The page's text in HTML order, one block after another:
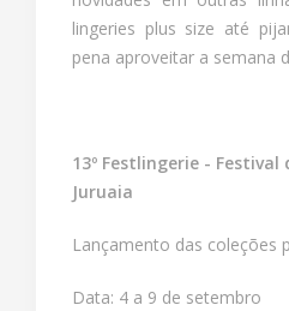
lingeries plus size até
pena aproveitar a semana
13º Festlingerie - Festival
Juruaia
Lançamento das coleções
Data: 4 a 9 de setembro